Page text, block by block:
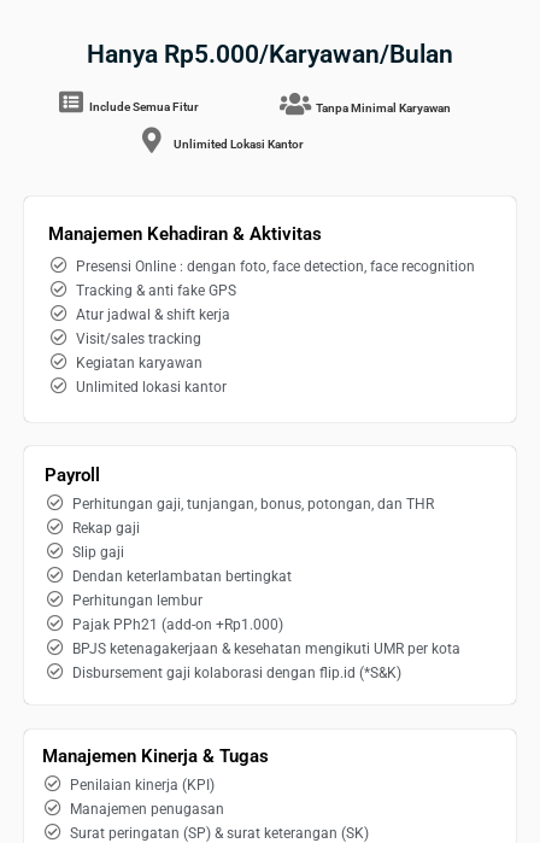
Hanya Rp5.000/Karyawan/Bulan
Include Semua Fitur Tanpa Minimal Karyawan
Unlimited Lokasi Kantor
Manajemen Kehadiran & Aktivitas
Presensi Online : dengan foto, face detection, face recognition
Tracking & anti fake GPS
Atur jadwal & shift kerja
Visit/sales tracking
Kegiatan karyawan
Unlimited lokasi kantor
Payroll
Perhitungan gaji, tunjangan, bonus, potongan, dan THR
Rekap gaji
Slip gaji
Dendan keterlambatan bertingkat
Perhitungan lembur
Pajak PPh21 (add-on +Rp1.000)
BPJS ketenagakerjaan & kesehatan mengikuti UMR per kota
Disbursement gaji kolaborasi dengan flip.id (*S&K)
Manajemen Kinerja & Tugas
Penilaian kinerja (KPI)
Manajemen penugasan
Surat peringatan (SP) & surat keterangan (SK)